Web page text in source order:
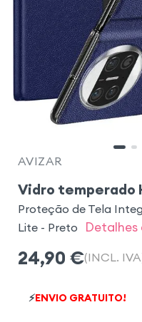
AVIZAR
Vidro temperado
Proteção de Tela
Lite - Preto
Detalhes
24,90 €(INCL.
⚡ENVIO GRATUITO!